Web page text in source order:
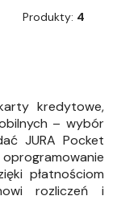
Produkty: 4
kredytowe,
– wybór
JURA Pocket
oprogramowanie
płatnościom
rozliczeń i